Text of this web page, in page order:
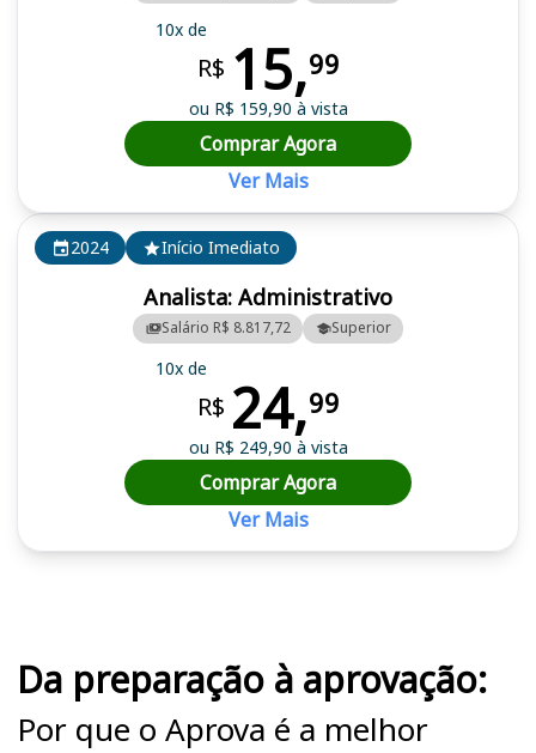
2024 Início Imediato
Analista: Administrativo
Salário R$ 8.817,72 Superior
10x de
R$ 24,99
ou R$ 249,90 à vista
Comprar Agora
Ver Mais
10x de
R$ 15,99
ou R$ 159,90 à vista
Comprar Agora
Ver Mais
Da preparação à aprovação:
Por que o Aprova é a melhor